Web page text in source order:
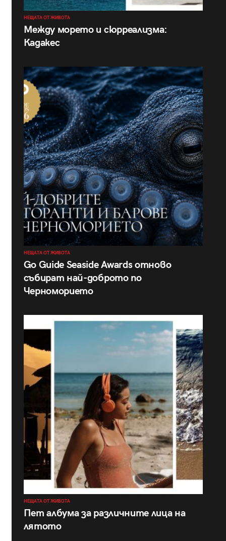
НЕЩАТА ОТ ЖИВОТА
Между морето и сюрреализма:
Кадакес
НЕЩАТА ОТ ЖИВОТА
Go Guide Seaside Awards отново
събират най-доброто по
Черноморието
НЕЩАТА ОТ ЖИВОТА
Пет албума за различните лица на
лятото